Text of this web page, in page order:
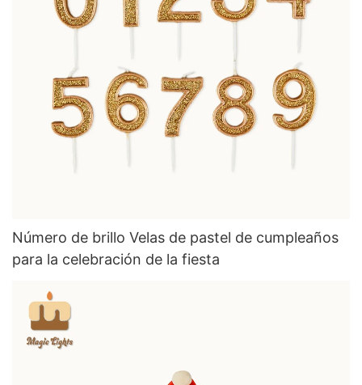
Número de brillo Velas de pastel de cumpleaños
para la celebración de la fiesta